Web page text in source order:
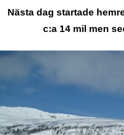
Nästa dag startade
c:a 14 mil men